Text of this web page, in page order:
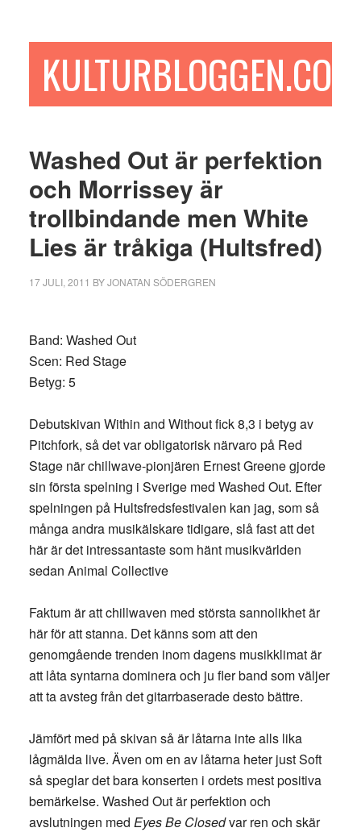
sidofältetKULTURBLOGGEN.COM
Washed Out är perfektion
och Morrissey är
trollbindande men White
Lies är tråkiga (Hultsfred)
17 JULI, 2011 BYJONATAN SÖDERGREN
Band: Washed Out
Scen: Red Stage
Betyg: 5
Debutskivan Within and Without fick 8,3 i betyg av
Pitchfork, så det var obligatorisk närvaro på Red
Stage när chillwave-pionjären Ernest Greene gjorde
sin första spelning i Sverige med Washed Out. Efter
spelningen på Hultsfredsfestivalen kan jag, som så
många andra musikälskare tidigare, slå fast att det
här är det intressantaste som hänt musikvärlden
sedan Animal Collective
Faktum är att chillwaven med största sannolikhet är
här för att stanna. Det känns som att den
genomgående trenden inom dagens musikklimat är
att låta syntarna dominera och ju fler band som väljer
att ta avsteg från det gitarrbaserade desto bättre.
Jämfört med på skivan så är låtarna inte alls lika
lågmälda live. Även om en av låtarna heter just Soft
så speglar det bara konserten i ordets mest positiva
bemärkelse. Washed Out är perfektion och
avslutningen med Eyes Be Closedvar ren och skär